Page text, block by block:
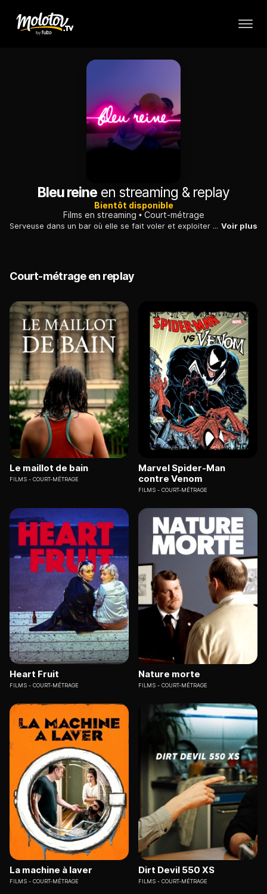
Bleu reine en streaming & replay
Bientôt disponible
Films en streaming
Court-métrage
Serveuse dans un bar où elle se fait voler et exploiter par le patron, une jeune femme décide de récupérer son dû en organisant un faux braquage. Voir plus
Court-métrage en replay
Le maillot de bain
FILMS COURT-MÉTRAGE
Marvel Spider-Man
contre Venom
FILMS COURT-MÉTRAGE
Heart Fruit
FILMS COURT-MÉTRAGE
Nature morte
FILMS COURT-MÉTRAGE
La machine à laver
FILMS COURT-MÉTRAGE
Dirt Devil 550 XS
FILMS COURT-MÉTRAGE